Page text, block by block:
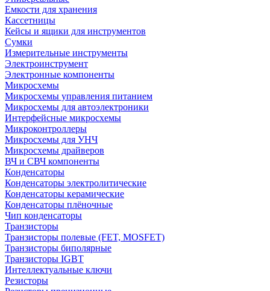
Емкости для хранения
Кассетницы
Кейсы и ящики для инструментов
Сумки
Измерительные инструменты
Электроинструмент
Электронные компоненты
Микросхемы
Микросхемы управления питанием
Микросхемы для автоэлектроники
Интерфейсные микросхемы
Микроконтроллеры
Микросхемы для УНЧ
Микросхемы драйверов
ВЧ и СВЧ компоненты
Конденсаторы
Конденсаторы электролитические
Конденсаторы керамические
Конденсаторы плёночные
Чип конденсаторы
Транзисторы
Транзисторы полевые (FET, MOSFET)
Транзисторы биполярные
Транзисторы IGBT
Интеллектуальные ключи
Резисторы